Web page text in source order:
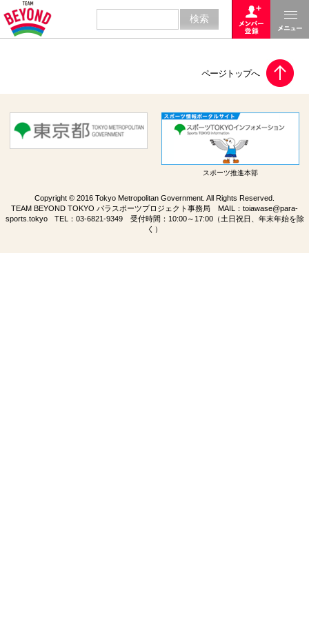
スポーツ推進本部
Copyright © 2016 Tokyo Metropolitan Government. All Rights Reserved.
TEAM BEYOND TOKYO パラスポーツプロジェクト事務局 MAIL： toiawase@para-
sports.tokyoTEL： 03-6821-9349受付時間：10:00～17:00（土日祝日、年末年始を除
く）